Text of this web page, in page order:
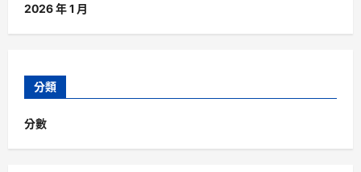
2026 年 1 月
分類
分數